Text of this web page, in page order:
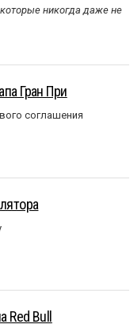
никогда даже не
Гран При
соглашения
Bull